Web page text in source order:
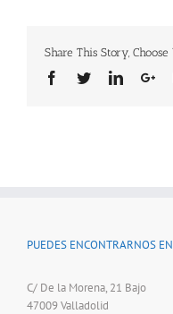
Share This Story,
Facebook
TwitterLinkedin
PUEDES ENCONTRARNOS
C/ De la Morena, 21 Bajo
47009 Valladolid